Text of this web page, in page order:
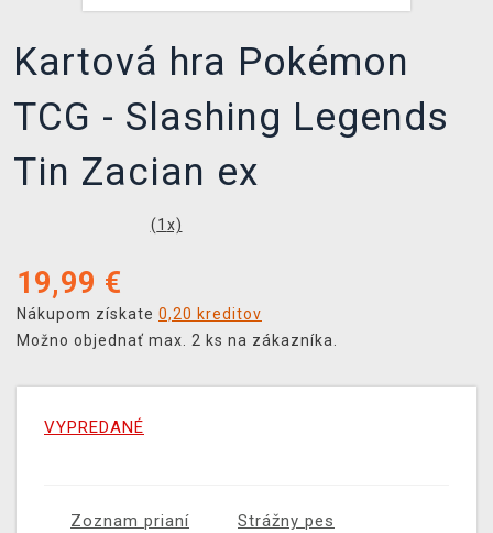
Kartová hra Pokémon
TCG - Slashing Legends
Tin Zacian ex
(1 x)
19,99 €
Nákupom získate 0,20 kreditov
Možno objednať max. 2 ks na zákazníka.
VYPREDANÉ
Zoznam prianí Strážny pes